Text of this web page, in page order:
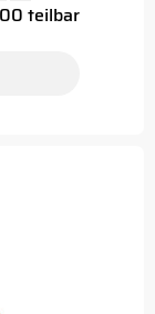
teilbar